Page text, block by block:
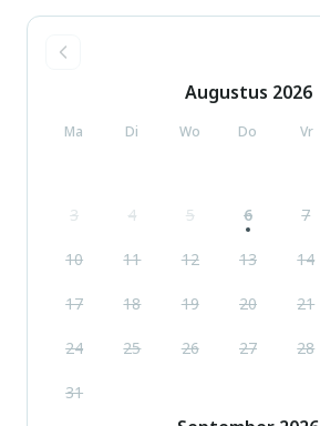
Augustus 2026
Ma Di Wo Do Vr
3 4 5 6 7
10 11 12 13 14
17 18 19 20 21
24 25 26 27 28
31